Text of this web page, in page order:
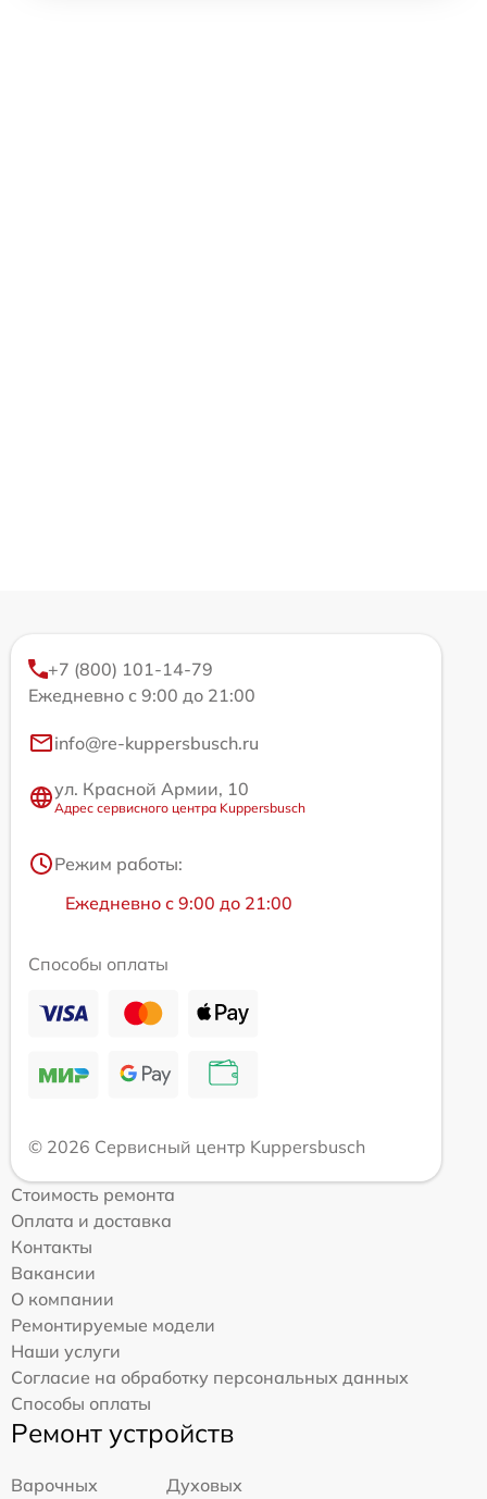
+7 (800) 101-14-79
Ежедневно с 9:00 до 21:00
info@re-kuppersbusch.ru
ул. Красной Армии, 10
Адрес сервисного центра Kuppersbusch
Режим работы:
Ежедневно с 9:00 до 21:00
Способы оплаты
© 2026 Сервисный центр Kuppersbusch
Стоимость ремонта
Оплата и доставка
Контакты
Вакансии
О компании
Ремонтируемые модели
Наши услуги
Согласие на обработку персональных данных
Способы оплаты
Ремонт устройств
Варочных
Духовых